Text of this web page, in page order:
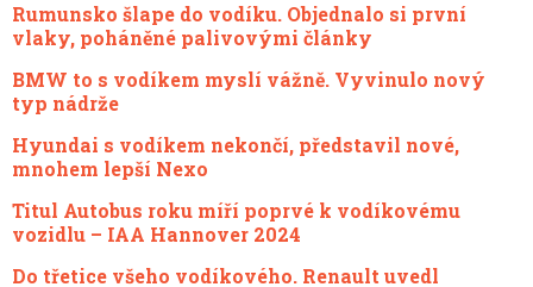
Rumunsko šlape do vodíku. Objednalo si první
vlaky, poháněné palivovými články
BMW to s vodíkem myslí vážně. Vyvinulo nový
typ nádrže
Hyundai s vodíkem nekončí, představil nové,
mnohem lepší Nexo
Titul Autobus roku míří poprvé k vodíkovému
vozidlu – IAA Hannover 2024
Do třetice všeho vodíkového. Renault uvedl